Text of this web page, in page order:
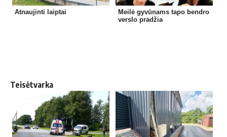
Atnaujinti laiptai
Meilė gyvūnams tapo bendro
verslo pradžia
Teisėtvarka